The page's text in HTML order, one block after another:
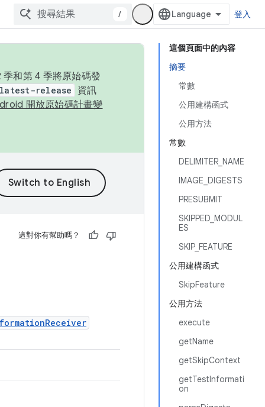
/ 登入
這個頁面中的內容
摘要
常數
公用建構函式
公用方法
常數
DELIMITER_NAME
IMAGE_DIGESTS
PRESUBMIT
SKIPPED_MODUL
ES
SKIP_FEATURE
公用建構函式
SkipFeature
公用方法
execute
getName
getSkipContext
getTestInformati
on
和第 4 季將原始碼發
release
資訊
開放原始碼計畫變
這對你有幫助嗎？